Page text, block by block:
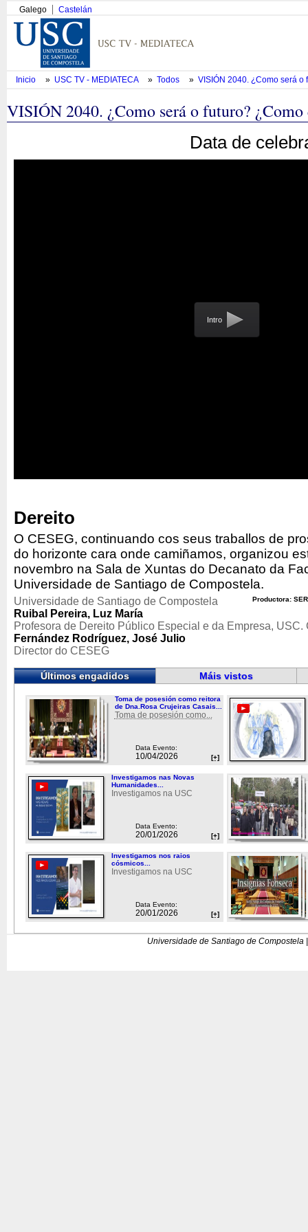
Galego Castelán
Inicio » USC TV - MEDIATECA » Todos » VISIÓN 2040. ¿Como será o
VISIÓN 2040. ¿Como será o futuro? ¿Como
Data de
Intro
Dereito
O CESEG, continuando cos seus traballos de
do horizonte cara onde camiñamos, organizou
novembro na Sala de Xuntas do Decanato da
Universidade de Santiago de Compostela.
Productora:
Universidade de Santiago de Compostela
Ruibal Pereira, Luz María
Profesora de Dereito Público Especial e da Empresa, USC.
Fernández Rodríguez, José Julio
Director do CESEG
Últimos engadidos Máis vistos
Toma de posesión como reitora
de Dna.Rosa Crujeiras Casais...
Toma de posesión como...
Data Evento:
10/04/2026 [+]
Investigamos nas Novas
Humanidades...
Investigamos na USC
Data Evento:
20/01/2026 [+]
Investigamos nos raios
cósmicos...
Investigamos na USC
Data Evento:
20/01/2026 [+]
Universidade de Santiago de